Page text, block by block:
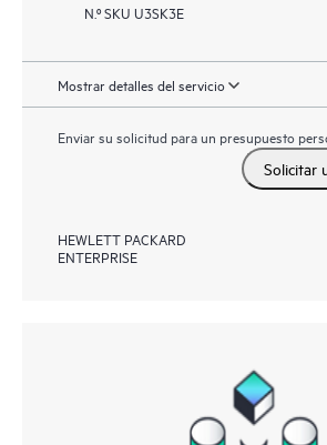
N.º SKU U3SK3E
Mostrar detalles del servicio
Enviar su solicitud para un presupuesto
Solicitar
HEWLETT PACKARD
ENTERPRISE